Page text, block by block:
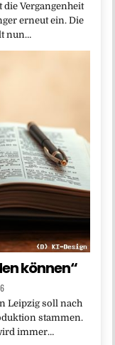
Vergangenheit
erneut ein. Die
nun…
können“
Leipzig soll nach
stammen.
immer…